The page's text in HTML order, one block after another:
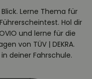
Lerne Thema für
Hol dir
und lerne für die
von TÜV | DEKRA.
deiner Fahrschule.